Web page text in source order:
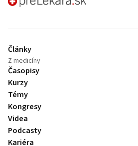
preLekára.sk
Články
Z medicíny
Časopisy
Kurzy
Témy
Kongresy
Videa
Podcasty
Kariéra